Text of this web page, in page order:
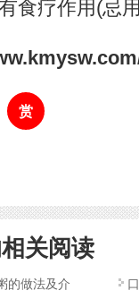
食疗作用(忌
赏
关阅读
的做法及介